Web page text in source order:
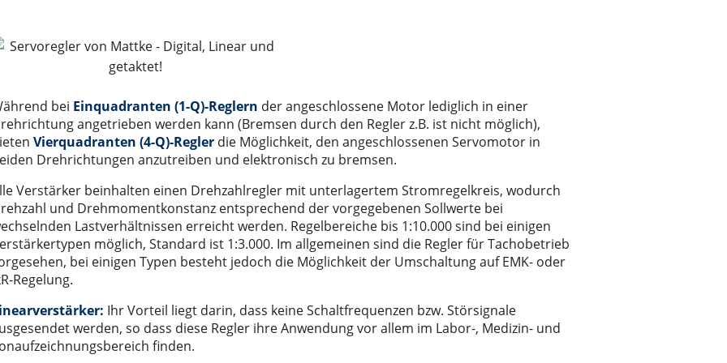
50, 65, 80, 110
entry level" der Serie LIGHT 30, 50, 80
Serie ONE 50, 80, 110
der Serie ROBOT 100, 130, 160, 220
der Serie SC 65 (100), 130, 160
155, 225, 325
der Serie VR 140
sowie für optische Fiberglaskabel
für 4 Leitungen
Servomotor)
bei Einquadranten (1-Q)-Reglern der angeschlossene Motor lediglich in einer
angetrieben werden kann (Bremsen durch den Regler z.B. ist nicht möglich),
Vierquadranten (4-Q)-Regler die Möglichkeit, den angeschlossenen Servomotor in
Drehrichtungen anzutreiben und elektronisch zu bremsen.
Verstärker beinhalten einen Drehzahlregler mit unterlagertem Stromregelkreis, wodurch
und Drehmomentkonstanz entsprechend der vorgegebenen Sollwerte bei
Lastverhältnissen erreicht werden. Regelbereiche bis 1:10.000 sind bei einigen
möglich, Standard ist 1:3.000. Im allgemeinen sind die Regler für Tachobetrieb
bei einigen Typen besteht jedoch die Möglichkeit der Umschaltung auf EMK- oder
Regelung.
Ihr Vorteil liegt darin, dass keine Schaltfrequenzen bzw. Störsignale
werden, so dass diese Regler ihre Anwendung vor allem im Labor-, Medizin- und
finden.